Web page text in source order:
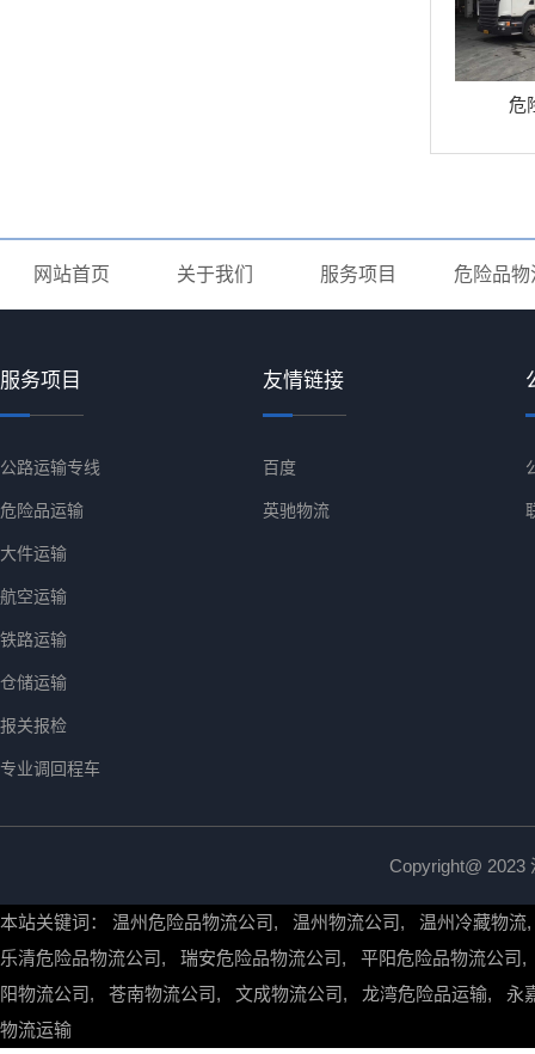
危
网站首页 关于我们 服务项目 危险品物
服务项目
公路运输专线
危险品运输
大件运输
航空运输
铁路运输
仓储运输
报关报检
专业调回程车
友情链接
百度
英驰物流
Copyright@
本站关键词： 温州危险品物流公司, 温州物流公司, 温州冷藏物流
乐清危险品物流公司, 瑞安危险品物流公司, 平阳危险品物流公司
阳物流公司, 苍南物流公司, 文成物流公司, 龙湾危险品运输, 永
物流运输